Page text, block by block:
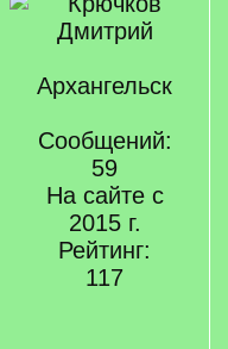
Архангельск
Сообщений:
59
На сайте с
2015 г.
Рейтинг:
117